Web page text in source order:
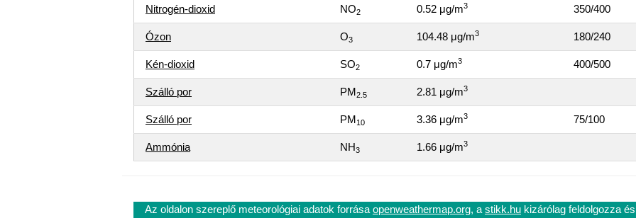
Nitrogén-dioxid NO2 0.52 μg/m3 350/400
Ózon O3 104.48 μg/m3 180/240
Kén-dioxid SO2 0.7 μg/m3 400/500
Szálló por PM2.5 2.81 μg/m3
Szálló por PM10 3.36 μg/m3 75/100
Ammónia NH3 1.66 μg/m3
Az oldalon szereplő meteorológiai adatok forrása openweathermap.org, a stikk.hu kizárólag feldolgozza